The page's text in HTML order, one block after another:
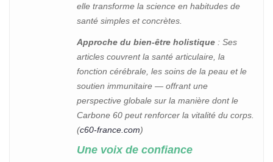
elle transforme la science en habitudes de
santé simples et concrètes.
Approche du bien-être holistique : Ses
articles couvrent la santé articulaire, la
fonction cérébrale, les soins de la peau et le
soutien immunitaire — offrant une
perspective globale sur la manière dont le
Carbone 60 peut renforcer la vitalité du corps.
(c60-france.com)
Une voix de confiance